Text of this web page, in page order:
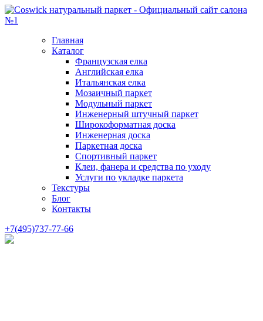
Главная
Каталог
Французская елка
Английская елка
Итальянская елка
Мозаичный паркет
Модульный паркет
Инженерный штучный паркет
Широкоформатная доска
Инженерная доска
Паркетная доска
Спортивный паркет
Клеи, фанера и средства по уходу
Услуги по укладке паркета
Текстуры
Блог
Контакты
+7(495)737-77-66